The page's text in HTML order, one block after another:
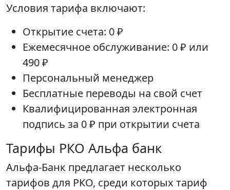
Условия тарифа включают:
Открытие счета: 0 ₽
Ежемесячное обслуживание: 0 ₽ или
490 ₽
Персональный менеджер
Бесплатные переводы на свой счет
Квалифицированная электронная
подпись за 0 ₽ при открытии счета
Тарифы РКО Альфа банк
Альфа-Банк предлагает несколько
тарифов для РКО, среди которых тариф